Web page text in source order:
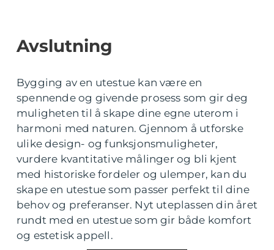
Avslutning
Bygging av en utestue kan være en
spennende og givende prosess som gir deg
muligheten til å skape dine egne uterom i
harmoni med naturen. Gjennom å utforske
ulike design- og funksjonsmuligheter,
vurdere kvantitative målinger og bli kjent
med historiske fordeler og ulemper, kan du
skape en utestue som passer perfekt til dine
behov og preferanser. Nyt uteplassen din året
rundt med en utestue som gir både komfort
og estetisk appell.